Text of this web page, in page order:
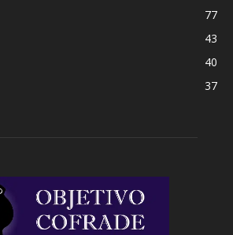
77
43
40
37